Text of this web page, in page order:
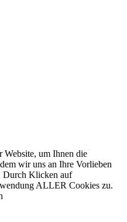
Website, um Ihnen die
wir uns an Ihre Vorlieben
Durch Klicken auf
ALLER Cookies zu.